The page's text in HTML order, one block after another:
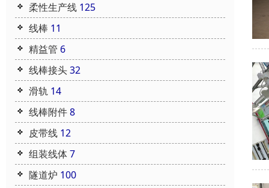
柔性生产线 125
线棒 11
精益管 6
线棒接头32
滑轨 14
线棒附件8
皮带线 12
组装线体7
隧道炉 100